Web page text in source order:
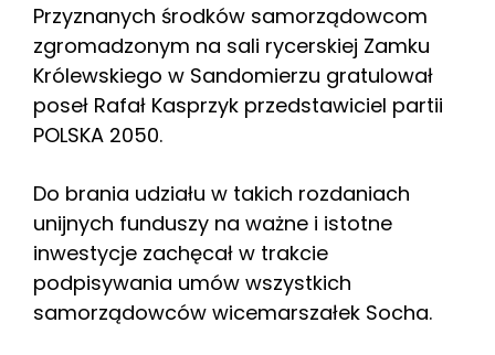
Przyznanych środków samorządowcom
zgromadzonym na sali rycerskiej Zamku
Królewskiego w Sandomierzu gratulował
poseł Rafał Kasprzyk przedstawiciel partii
POLSKA 2050.
Do brania udziału w takich rozdaniach
unijnych funduszy na ważne i istotne
inwestycje zachęcał w trakcie
podpisywania umów wszystkich
samorządowców wicemarszałek Socha.